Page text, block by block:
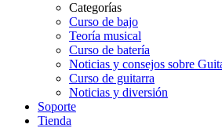
Categorías
Curso de bajo
Teoría musical
Curso de batería
Noticias y consejos sobre
Curso de guitarra
Noticias y diversión
Soporte
Tienda